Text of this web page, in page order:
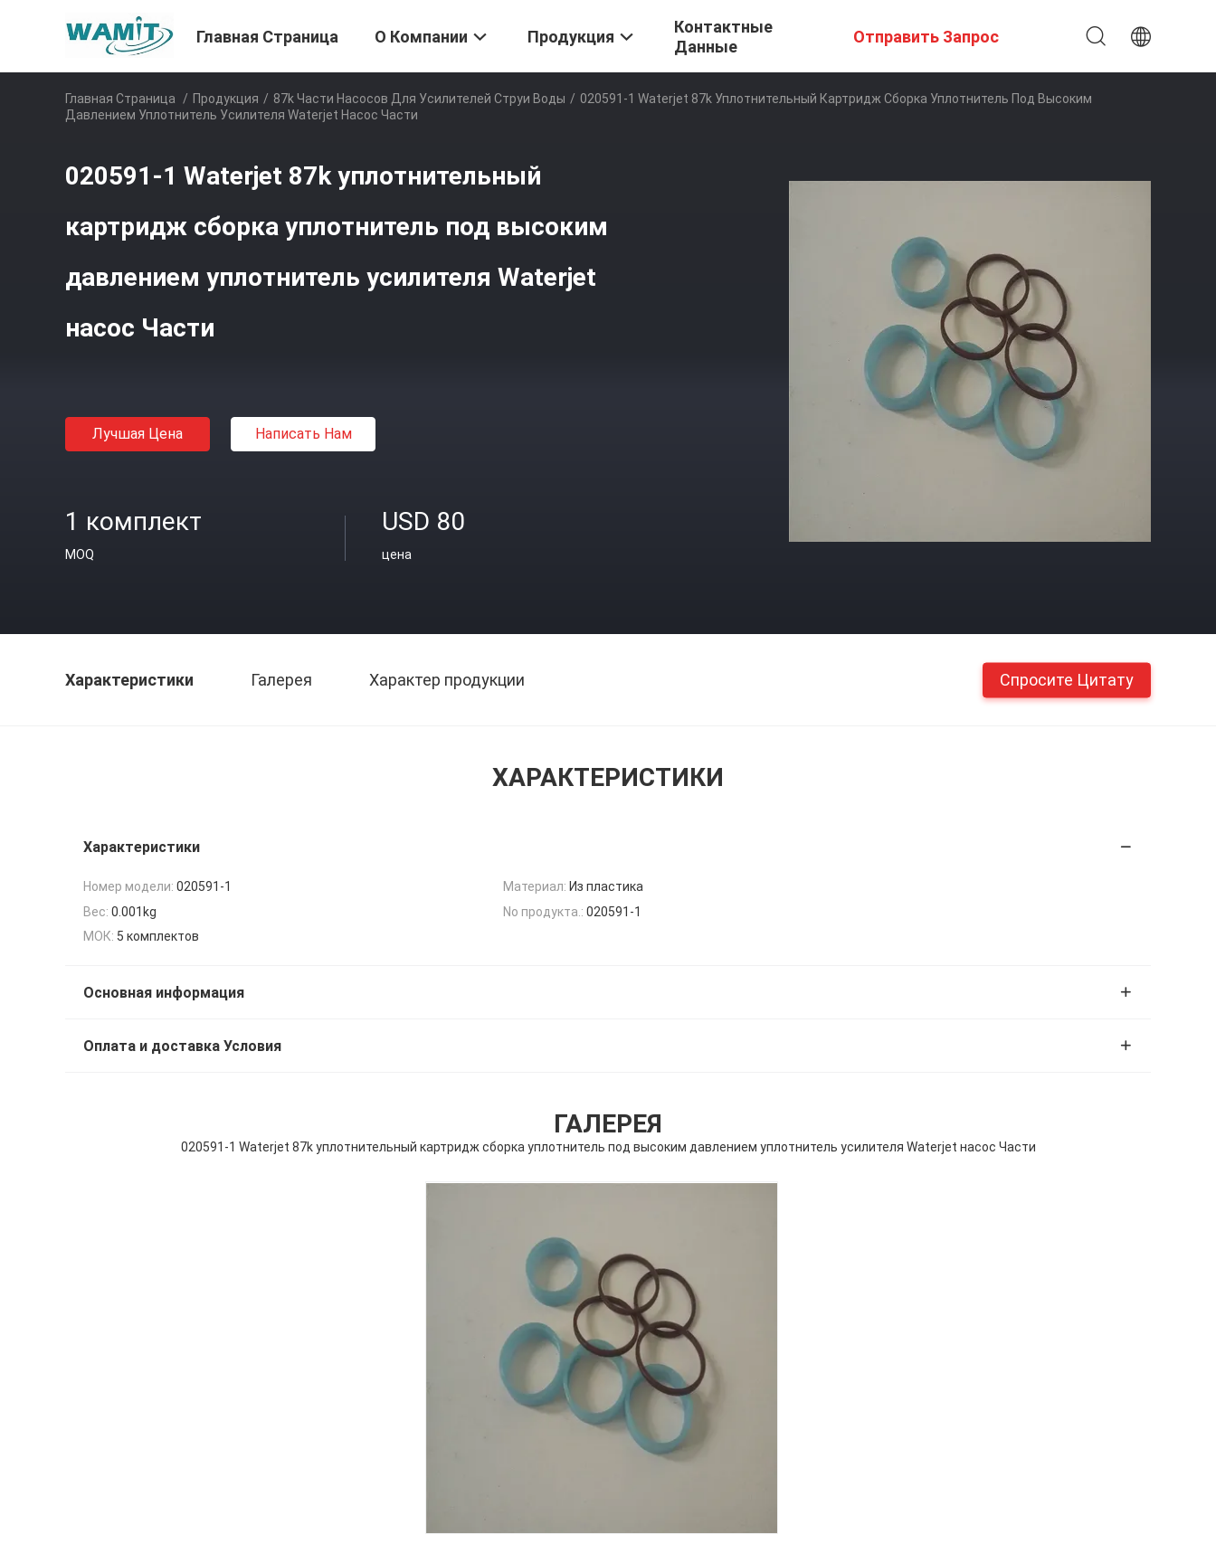
Главная Страница О Компании Продукция
Контактные
Данные
Отправить Запрос
Главная Страница / Продукция / 87k Части Насосов Для Усилителей Струи Воды / 020591-1 Waterjet 87k Уплотнительный Картридж Сборка Уплотнитель Под Высоким
Давлением Уплотнитель Усилителя Waterjet Насос Части
020591-1 Waterjet 87k уплотнительный
картридж сборка уплотнитель под высоким
давлением уплотнитель усилителя Waterjet
насос Части
Лучшая Цена Написать Нам
1 комплект
MOQ
USD 80
цена
Характеристики Галерея Характер продукции Спросите Цитату
ХАРАКТЕРИСТИКИ
Характеристики
Номер модели: 020591-1 Материал: Из пластика
Вес: 0.001kg No продукта.: 020591-1
МОК: 5 комплектов
Основная информация
Оплата и доставка Условия
ГАЛЕРЕЯ
020591-1 Waterjet 87k уплотнительный картридж сборка уплотнитель под высоким давлением уплотнитель усилителя Waterjet насос Части